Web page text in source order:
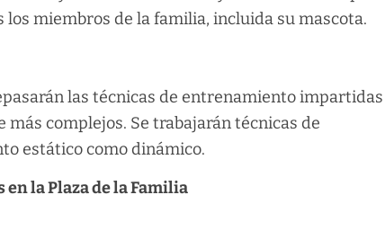
miembros de la familia, incluida su mascota.
las técnicas de entrenamiento impartidas
complejos. Se trabajarán técnicas de
estático como dinámico.
en la Plaza de la Familia